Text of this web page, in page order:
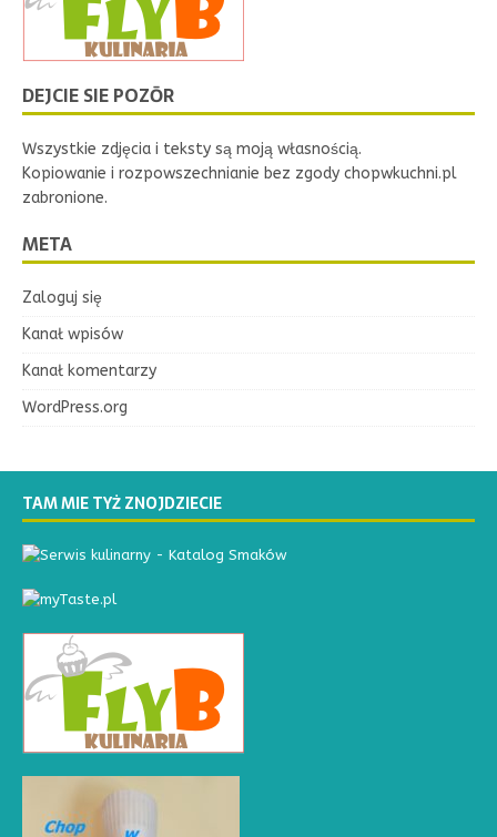
DEJCIE SIE POZŌR
Wszystkie zdjęcia i teksty są moją własnością.
Kopiowanie i rozpowszechnianie bez zgody chopwkuchni.pl
zabronione.
META
Zaloguj się
Kanał wpisów
Kanał komentarzy
WordPress.org
TAM MIE TYŻ ZNOJDZIECIE